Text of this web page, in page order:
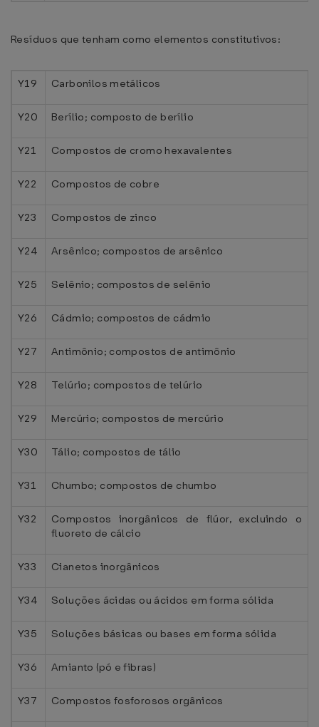
Resíduos que tenham como elementos constitutivos:
Y19 Carbonilos metálicos
Y20 Berílio; composto de berílio
Y21 Compostos de cromo hexavalentes
Y22 Compostos de cobre
Y23 Compostos de zinco
Y24 Arsênico; compostos de arsênico
Y25 Selênio; compostos de selênio
Y26 Cádmio; compostos de cádmio
Y27 Antimônio; compostos de antimônio
Y28 Telúrio; compostos de telúrio
Y29 Mercúrio; compostos de mercúrio
Y30 Tálio; compostos de tálio
Y31 Chumbo; compostos de chumbo
Y32
Compostos inorgânicos de flúor, excluindo o
fluoreto de cálcio
Y33 Cianetos inorgânicos
Y34 Soluções ácidas ou ácidos em forma sólida
Y35 Soluções básicas ou bases em forma sólida
Y36 Amianto (pó e fibras)
Y37 Compostos fosforosos orgânicos